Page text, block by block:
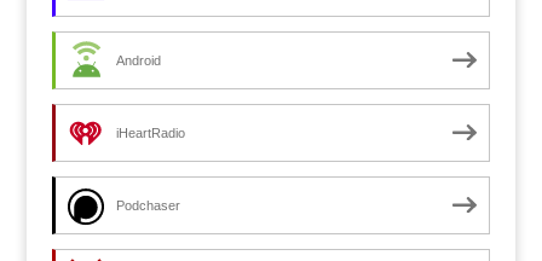
Android
iHeartRadio
Podchaser